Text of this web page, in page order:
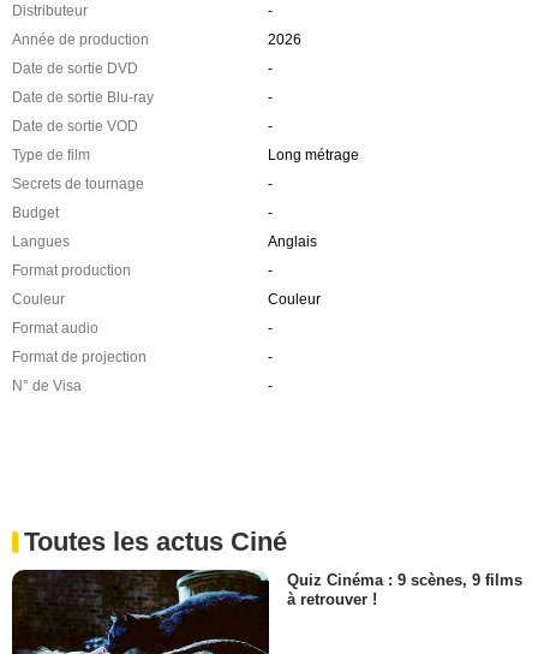
Distributeur
-
Année de production
2026
Date de sortie DVD
-
Date de sortie Blu-ray
-
Date de sortie VOD
-
Type de film
Long métrage
Secrets de tournage
-
Budget
-
Langues
Anglais
Format production
-
Couleur
Couleur
Format audio
-
Format de projection
-
N° de Visa
-
Toutes les actus Ciné
Quiz Cinéma : 9 scènes, 9 films
à retrouver !